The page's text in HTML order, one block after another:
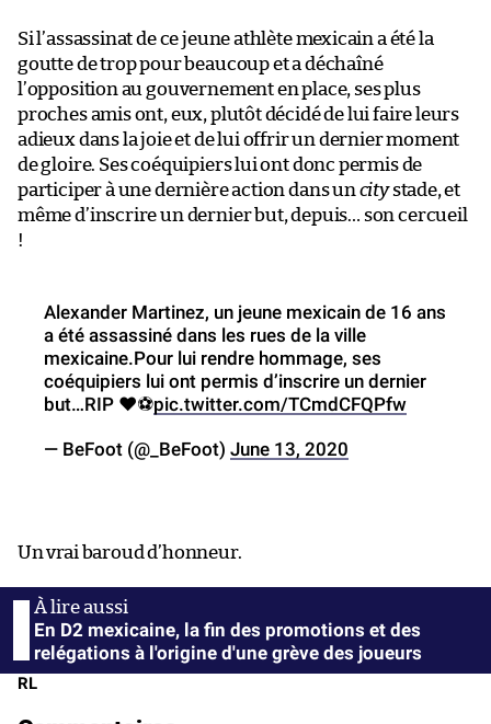
Si l’assassinat de ce jeune athlète mexicain a été la
goutte de trop pour beaucoup et a déchaîné
l’opposition au gouvernement en place, ses plus
proches amis ont, eux, plutôt décidé de lui faire leurs
adieux dans la joie et de lui offrir un dernier moment
de gloire. Ses coéquipiers lui ont donc permis de
participer à une dernière action dans un citystade, et
même d’inscrire un dernier but, depuis… son cercueil
!
Alexander Martinez, un jeune mexicain de 16 ans
a été assassiné dans les rues de la ville
mexicaine.Pour lui rendre hommage, ses
coéquipiers lui ont permis d’inscrire un dernier
but…RIP ❤️⚽pic.twitter.com/TCmdCFQPfw
— BeFoot (@_BeFoot) June 13, 2020
Un vrai baroud d’honneur.
En D2 mexicaine, la fin des promotions et des
relégations à l'origine d'une grève des joueurs
RL